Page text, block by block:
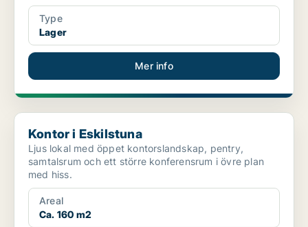
Type
Lager
Mer info
Kontor i Eskilstuna
Kontor i Eskilstuna
Ljus lokal med öppet kontorslandskap, pentry,
samtalsrum och ett större konferensrum i övre plan
med hiss.
Areal
Ca. 160 m2